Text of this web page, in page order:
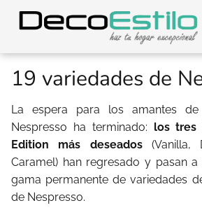
19 variedades de
La espera para los amantes
Nespresso ha terminado: los tres
Edition más deseados (Vanilla,
Caramel) han regresado y pasan
gama permanente de variedades
de Nespresso.